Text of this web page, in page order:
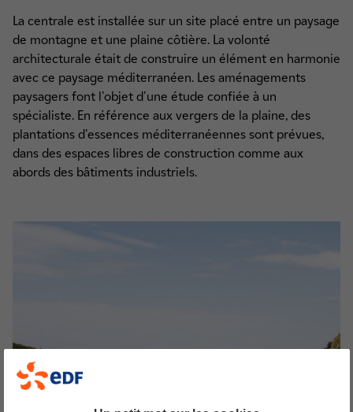
La centrale est installée sur un site placé entre un paysage
de montagne et une plaine côtière. La volonté
architecturale était de construire un élément en harmonie
avec ce paysage méditerranéen. Les aménagements
paysagers font l'objet d'une étude confiée à un
spécialiste. En référence aux vergers de la plaine, des
plantations d'essences méditerranéennes sont prévues,
dans des espaces libres de construction comme aux
abords des bâtiments industriels.